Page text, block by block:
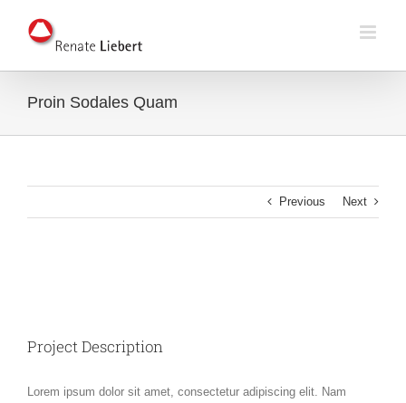
content
Proin Sodales Quam
Previous Next
Project Description
Lorem ipsum dolor sit amet, consectetur adipiscing elit. Nam